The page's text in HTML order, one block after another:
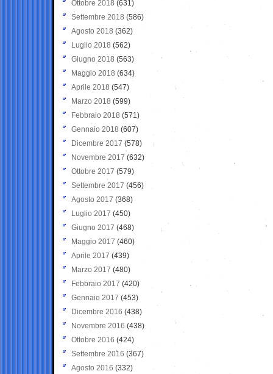
Ottobre 2018 (631)
Settembre 2018 (586)
Agosto 2018 (362)
Luglio 2018 (562)
Giugno 2018 (563)
Maggio 2018 (634)
Aprile 2018 (547)
Marzo 2018 (599)
Febbraio 2018 (571)
Gennaio 2018 (607)
Dicembre 2017 (578)
Novembre 2017 (632)
Ottobre 2017 (579)
Settembre 2017 (456)
Agosto 2017 (368)
Luglio 2017 (450)
Giugno 2017 (468)
Maggio 2017 (460)
Aprile 2017 (439)
Marzo 2017 (480)
Febbraio 2017 (420)
Gennaio 2017 (453)
Dicembre 2016 (438)
Novembre 2016 (438)
Ottobre 2016 (424)
Settembre 2016 (367)
Agosto 2016 (332)